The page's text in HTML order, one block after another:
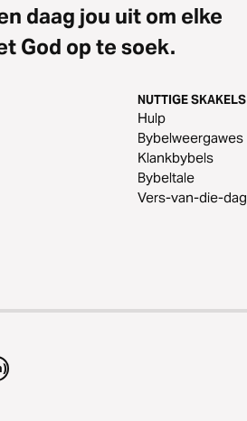
daag jou uit om elke
God op te soek.
NUTTIGE SKAKELS
Hulp
Bybelweergawes
Klankbybels
Bybeltale
Vers-van-die-dag